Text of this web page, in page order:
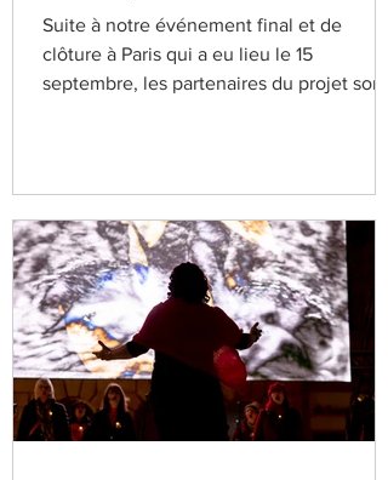
Suite à notre événement final et de
clôture à Paris qui a eu lieu le 15
septembre, les partenaires du projet sont